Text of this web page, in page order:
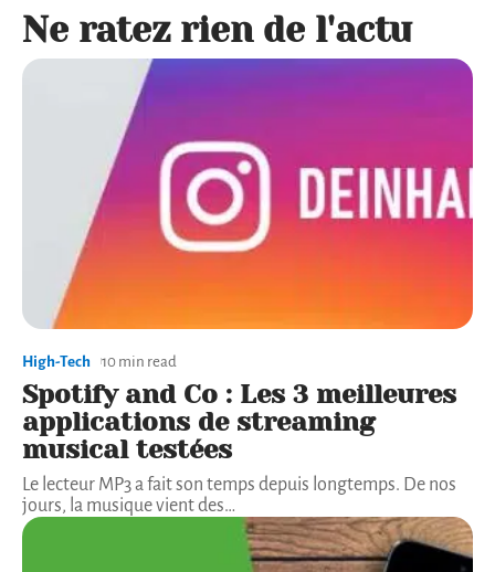
Ne ratez rien de l'actu
High-Tech 10 min read
Spotify and Co : Les 3 meilleures
applications de streaming
musical testées
Le lecteur MP3 a fait son temps depuis longtemps. De nos
jours, la musique vient des…